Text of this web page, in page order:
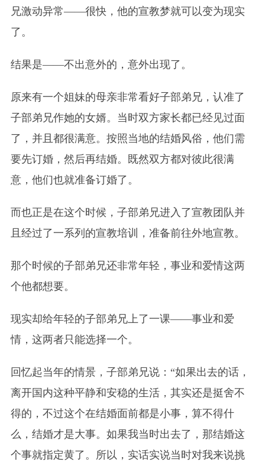
兄激动异常——很快，他的宣教梦就可以变为现实
了。
结果是——不出意外的，意外出现了。
原来有一个姐妹的母亲非常看好子部弟兄，认准了
子部弟兄作她的女婿。当时双方家长都已经见过面
了，并且都很满意。按照当地的结婚风俗，他们需
要先订婚，然后再结婚。既然双方都对彼此很满
意，他们也就准备订婚了。
而也正是在这个时候，子部弟兄进入了宣教团队并
且经过了一系列的宣教培训，准备前往外地宣教。
那个时候的子部弟兄还非常年轻，事业和爱情这两
个他都想要。
现实却给年轻的子部弟兄上了一课——事业和爱
情，这两者只能选择一个。
回忆起当年的情景，子部弟兄说：“如果出去的话，
离开国内这种平静和安稳的生活，其实还是挺舍不
得的，不过这个在结婚面前都是小事，算不得什
么，结婚才是大事。如果我当时出去了，那结婚这
个事就指定黄了。所以，实话实说当时对我来说挑